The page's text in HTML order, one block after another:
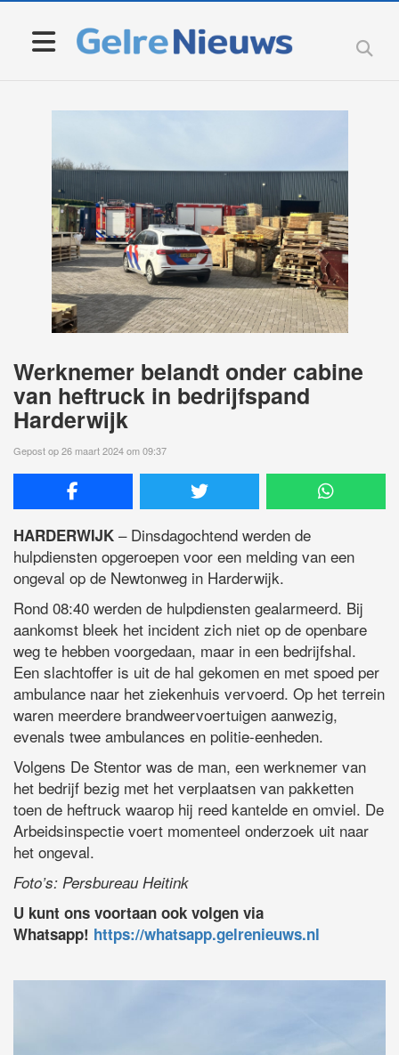
Werknemer belandt onder cabine
van heftruck in bedrijfspand
Harderwijk
Gepost op 26 maart 2024 om 09:37
HARDERWIJK – Dinsdagochtend werden de
hulpdiensten opgeroepen voor een melding van een
ongeval op de Newtonweg in Harderwijk.
Rond 08:40 werden de hulpdiensten gealarmeerd. Bij
aankomst bleek het incident zich niet op de openbare
weg te hebben voorgedaan, maar in een bedrijfshal.
Een slachtoffer is uit de hal gekomen en met spoed per
ambulance naar het ziekenhuis vervoerd. Op het terrein
waren meerdere brandweervoertuigen aanwezig,
evenals twee ambulances en politie-eenheden.
Volgens De Stentor was de man, een werknemer van
het bedrijf bezig met het verplaatsen van pakketten
toen de heftruck waarop hij reed kantelde en omviel. De
Arbeidsinspectie voert momenteel onderzoek uit naar
het ongeval.
Foto’s: Persbureau Heitink
U kunt ons voortaan ook volgen via
Whatsapp! https://whatsapp.gelrenieuws.nl